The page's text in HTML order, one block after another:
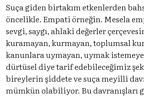
Suça giden birtakım etkenlerden
öncelikle. Empati örneğin. Mesela
sevgi, saygı, ahlaki değerler
kuramayan, kurmayan, toplumsal
kanunlara uymayan, uymak
dürtüsel diye tarif edebileceğimiz
bireylerin şiddete ve suça meyilli
mümkün olabiliyor. Bu davranışları